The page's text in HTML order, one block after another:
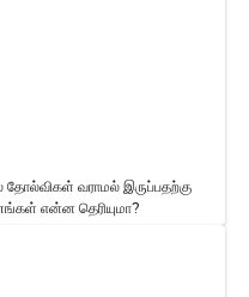
தோல்விகள் வராமல் இருப்பதற்கு
என்ன தெரியுமா?